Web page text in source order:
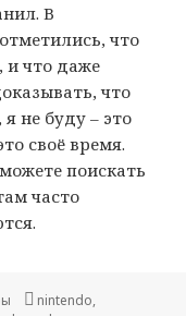
В
что
и что даже
что
я не буду – это
своё время.
поискать
часто
Метки
nintendo,